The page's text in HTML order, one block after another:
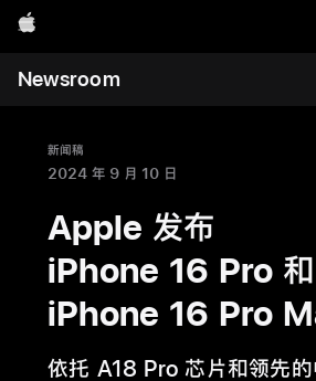
Apple
Newsroom
新闻稿
2024 年 9 月 10 日
Apple 发布
iPhone 16 Pro 和
iPhone 16 Pro
依托 A18 Pro 芯片和领先